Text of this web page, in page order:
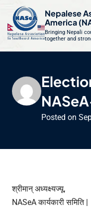
Nepalese
America
Bringing Nepali
together and
Posted on
श्रीमान् अध्यक्ष्यज्यू,
NASeA कार्यकारी समिति |